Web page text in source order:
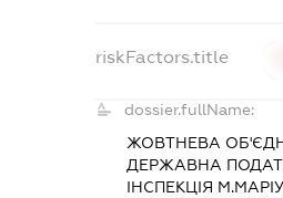
riskFactors.title
dossier.fullName:
ЖОВТНЕВА
ДЕРЖАВНА
ІНСПЕКЦІЯ